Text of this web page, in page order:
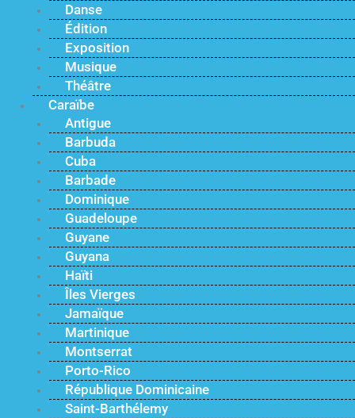
Danse
Édition
Exposition
Musique
Théâtre
Caraïbe
Antigue
Barbuda
Cuba
Barbade
Dominique
Guadeloupe
Guyane
Guyana
Haïti
Îles Vierges
Jamaïque
Martinique
Montserrat
Porto-Rico
République Dominicaine
Saint-Barthélemy